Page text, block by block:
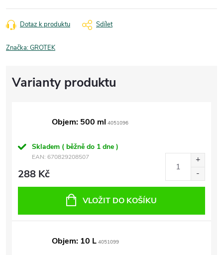
Dotaz k produktu Sdílet
Značka:GROTEK
Objem: 500 ml 4051096
Skladem ( běžně do 1 dne )
EAN: 670829208507
288 Kč
VLOŽIT DO KOŠÍKU
Objem: 10 L 4051099